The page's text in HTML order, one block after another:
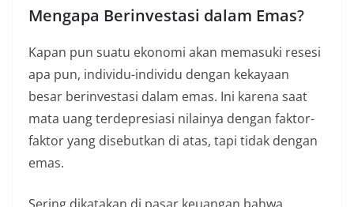
Mengapa Berinvestasi dalam Emas?
Kapan pun suatu ekonomi akan memasuki resesi
apa pun, individu-individu dengan kekayaan
besar berinvestasi dalam emas. Ini karena saat
mata uang terdepresiasi nilainya dengan faktor-
faktor yang disebutkan di atas, tapi tidak dengan
emas.